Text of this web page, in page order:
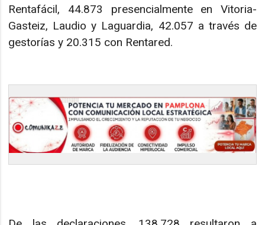
Rentafácil, 44.873 presencialmente en Vitoria-
Gasteiz, Laudio y Laguardia, 42.057 a través de
gestorías y 20.315 con Rentared.